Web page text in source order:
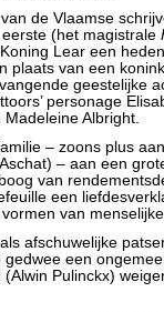
de Vlaamse
(het magistrale
Lear een
plaats van een
geestelijke
personage
Albright.
– zoons plus
– aan een
van
een
van
afschuwelijke
een
Pulinckx)